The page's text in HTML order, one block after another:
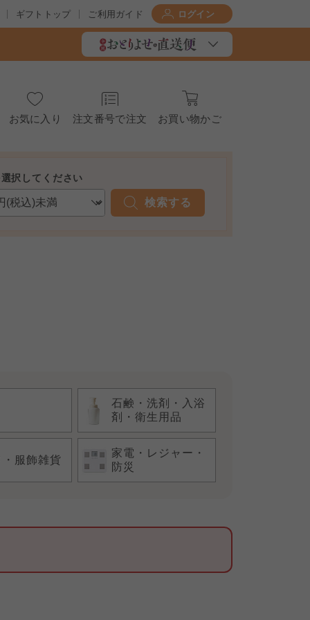
ギフトトップ ご利用ガイド ログイン
お気に入り 注文番号で注文 お買い物かご
択してください
検索する
石鹸・洗剤・入浴
剤・衛生用品
・服飾雑貨
家電・レジャー・
防災